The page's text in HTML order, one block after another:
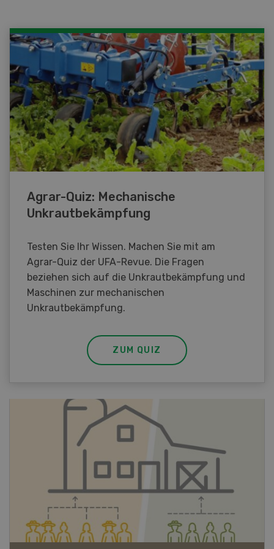
Agrar-Quiz: Mechanische
Unkrautbekämpfung
Testen Sie Ihr Wissen. Machen Sie mit am
Agrar-Quiz der UFA-Revue. Die Fragen
beziehen sich auf die Unkrautbekämpfung und
Maschinen zur mechanischen
Unkrautbekämpfung.
ZUM QUIZ